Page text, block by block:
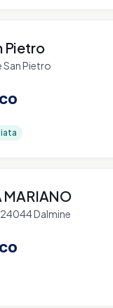
Pietro
San Pietro
MARIANO
Dalmine